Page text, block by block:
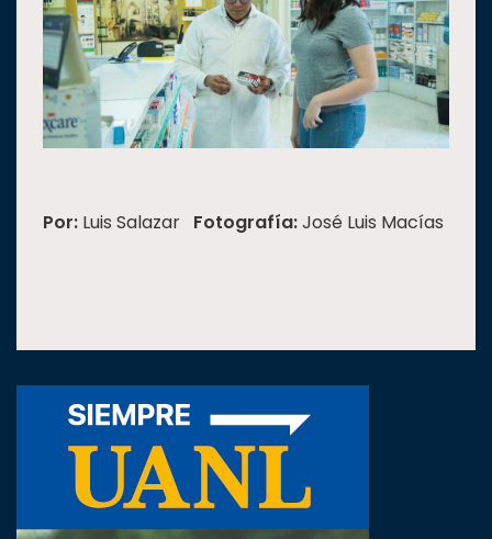
Por: Luis Salazar Fotografía:José Luis Macías